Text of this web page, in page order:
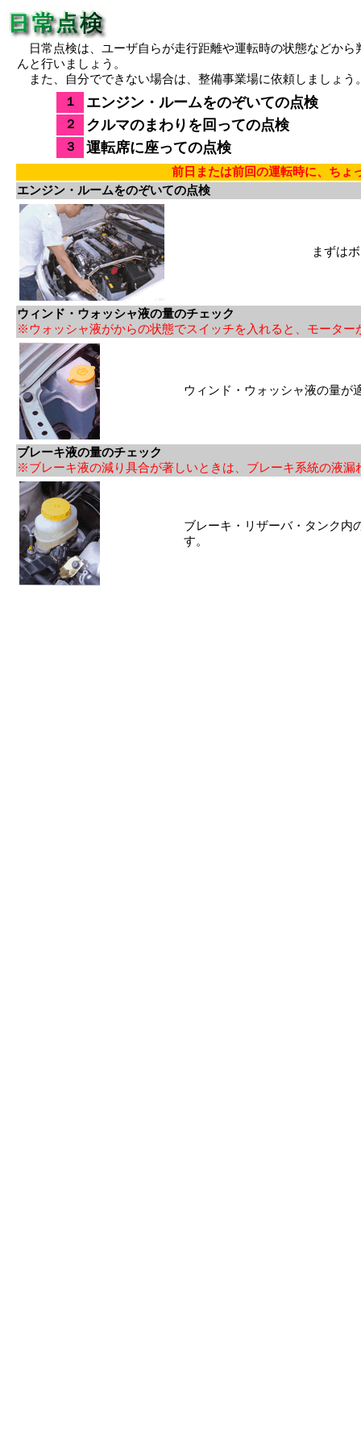
日常点検は、ユーザ自らが走行距離や運転時の状態などか
んと行いましょう。
また、自分でできない場合は、整備事業場に依頼しましょう
１
エンジン・ルームをのぞいての点検
２ クルマのまわりを回っての点検
３ 運転席に座っての点検
前日または前回の運転時に、ちょ
エンジン・ルームをのぞいての点検
まずは
ウィンド・ウォッシャ液の量のチェック
※ウォッシャ液がからの状態でスイッチを入れると、モーター
ウィンド・ウォッシャ液の量が
ブレーキ液の量のチェック
※ブレーキ液の減り具合が著しいときは、ブレーキ系統の液
ブレーキ・リザーバ・タンク内
す。